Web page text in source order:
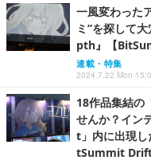
一風変わった
ミ”を探して
pth』【
連載・特集
2024.7.22 Mon
18作品集結の
せんか？イン
t」内に出現し
tSummit Drift